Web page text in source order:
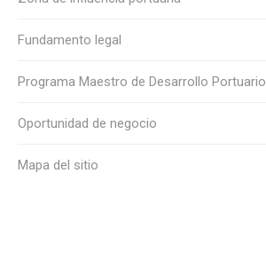
Fundamento legal
Programa Maestro de Desarrollo Portuario
Oportunidad de negocio
Mapa del sitio